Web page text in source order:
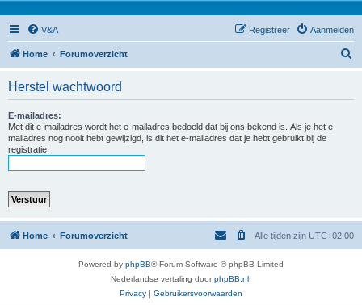
V&A Aanmelden
Registreer
Home Forumoverzicht
Herstel wachtwoord
E-mailadres:
Met dit e-mailadres wordt het e-mailadres bedoeld dat bij ons bekend is. Als je het e-
mailadres nog nooit hebt gewijzigd, is dit het e-mailadres dat je hebt gebruikt bij de
registratie.
Home Forumoverzicht Alle tijden zijn UTC+02:00
Powered by phpBB® Forum Software © phpBB Limited
Nederlandse vertaling doorphpBB.nl
Privacy | Gebruikersvoorwaarden